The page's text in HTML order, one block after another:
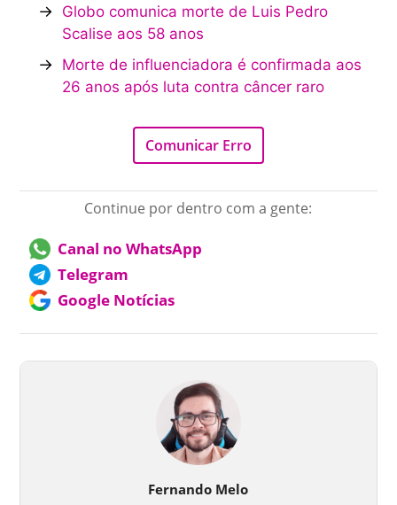
→ Globo comunica morte de Luis Pedro
Scalise aos 58 anos
→ Morte de influenciadora é confirmada aos
26 anos após luta contra câncer raro
Comunicar Erro
Continue por dentro com a gente:
Canal no WhatsApp
Telegram
Google Notícias
Fernando Melo